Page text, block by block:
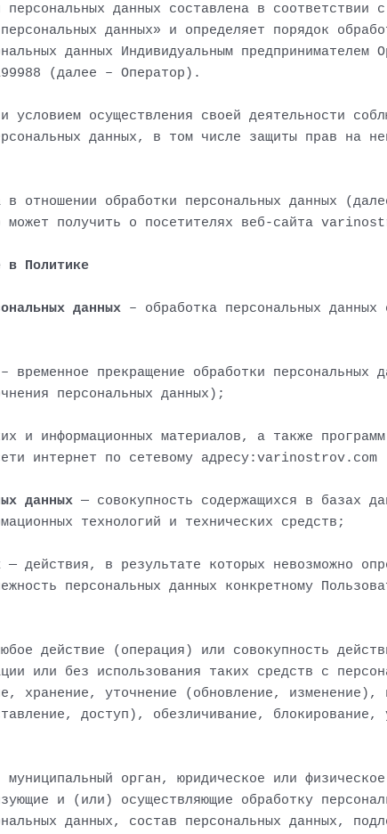
данных составлена в соответствии
данных» и определяет порядок
данных Индивидуальным предпринимателем
(далее – Оператор).
осуществления своей деятельности
данных, в том числе защиты прав на
отношении обработки персональных данных
может получить о посетителях веб-сайта
в Политике
данных – обработка персональных данных
– временное прекращение обработки персональных
персональных данных);
и информационных материалов, а также
интернет по сетевому адресу:varinostrov.com
данных — совокупность содержащихся в базах
технологий и технических средств;
— действия, в результате которых невозможно
персональных данных конкретному
действие (операция) или совокупность
или без использования таких средств с
хранение, уточнение (обновление, изменение),
доступ), обезличивание, блокирование,
орган, юридическое или
и (или) осуществляющие обработку
данных, состав персональных данных,